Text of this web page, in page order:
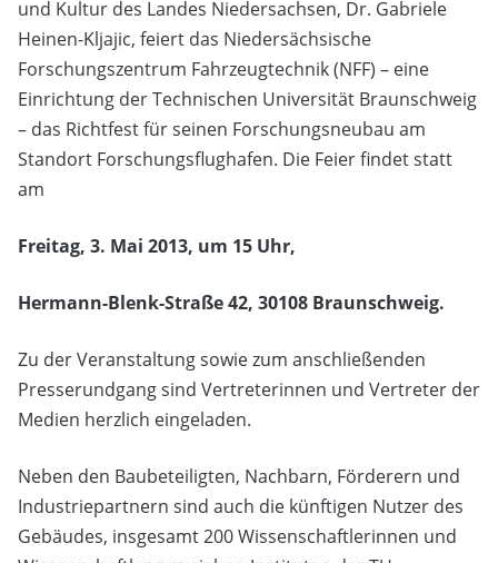
und Kultur des Landes Niedersachsen, Dr. Gabriele
Heinen-Kljajic, feiert das Niedersächsische
Forschungszentrum Fahrzeugtechnik (NFF) – eine
Einrichtung der Technischen Universität Braunschweig
– das Richtfest für seinen Forschungsneubau am
Standort Forschungsflughafen. Die Feier findet statt
am
Freitag, 3. Mai 2013, um 15 Uhr,
Hermann-Blenk-Straße 42, 30108 Braunschweig.
Zu der Veranstaltung sowie zum anschließenden
Presserundgang sind Vertreterinnen und Vertreter der
Medien herzlich eingeladen.
Neben den Baubeteiligten, Nachbarn, Förderern und
Industriepartnern sind auch die künftigen Nutzer des
Gebäudes, insgesamt 200 Wissenschaftlerinnen und